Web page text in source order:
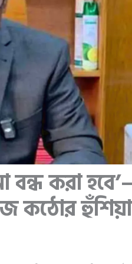
বন্ধ করা
কঠোর